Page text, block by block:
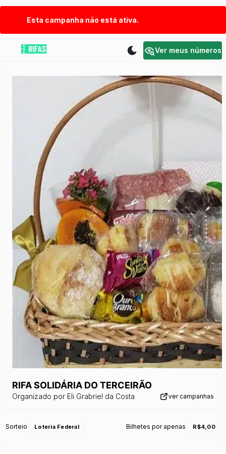
Esta campanha não está ativa.
Ver meus números
RIFA SOLIDÁRIA DO TERCEIRÃO
Organizado por Eli Grabriel da Costa ver campanhas
Sorteio Loteria Federal Bilhetes por apenas R$4,00